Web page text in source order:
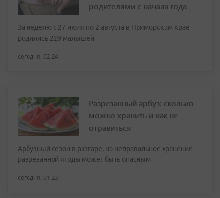
родителями с начала года
За неделю с 27 июля по 2 августа в Приморском крае
родились 229 малышей
сегодня, 02:24
Разрезанный арбуз: сколько
можно хранить и как не
отравиться
Арбузный сезон в разгаре, но неправильное хранение
разрезанной ягоды может быть опасным
сегодня, 01:23